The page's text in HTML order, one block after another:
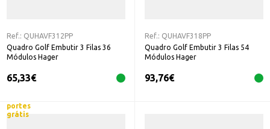
Ref.: QUHAVF312PP
Quadro Golf Embutir 3 Filas 36
Módulos Hager
65,33€
Ref.: QUHAVF318PP
Quadro Golf Embutir 3 Filas 54
Módulos Hager
93,76€
portes
grátis